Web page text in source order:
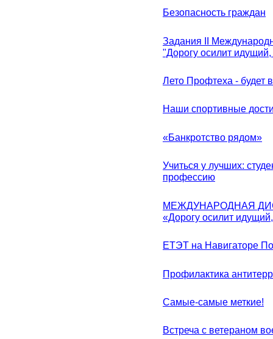
Безопасность граждан
Задания II
"Дорогу осилит
Лето Профтеха - будет
Наши спортивные
«Банкротство рядом»
Учиться у лучших:
профессию
МЕЖДУНАРОДНАЯ
«Дорогу осилит
ЕТЭТ на Навигаторе
Профилактика
Самые-самые меткие!
Встреча с ветераном